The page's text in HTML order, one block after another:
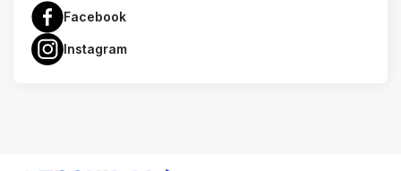
Facebook
Instagram